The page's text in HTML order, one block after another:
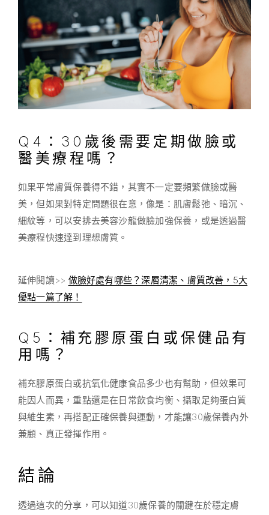
Q4：30歲後需要定期做臉或
醫美療程嗎？
如果平常膚質保養得不錯，其實不一定要頻繁做臉或醫
美，但如果對特定問題很在意，像是：肌膚鬆弛、暗沉、
細紋等，可以安排去美容沙龍做臉加強保養，或是透過醫
美療程快速達到理想膚質。
延伸閱讀>> 做臉好處有哪些？深層清潔、膚質改善，5大
優點一篇了解！
Q5：補充膠原蛋白或保健品有
用嗎？
補充膠原蛋白或抗氧化健康食品多少也有幫助，但效果可
能因人而異，重點還是在日常飲食均衡、攝取足夠蛋白質
與維生素，再搭配正確保養與運動，才能讓30歲保養內外
兼顧、真正發揮作用。
結論
透過這次的分享，可以知道30歲保養的關鍵在於穩定膚